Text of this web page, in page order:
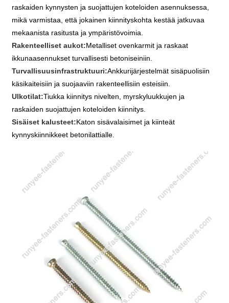
raskaiden kynnysten ja suojattujen koteloiden asennuksessa,
mikä varmistaa, että jokainen kiinnityskohta kestää jatkuvaa
mekaanista rasitusta ja ympäristövoimia.
Rakenteelliset aukot:Metalliset ovenkarmit ja raskaat
ikkunaasennukset turvallisesti betoniseiniin.
Turvallisuusinfrastruktuuri:Ankkurijärjestelmät sisäpuolisiin
käsikaiteisiin ja suojaaviin rakenteellisiin esteisiin.
Ulkotilat:Tiukka kiinnitys nivelten, myrskyluukkujen ja
raskaiden suojattujen koteloiden kiinnitys.
Sisäiset kalusteet:Katon sisävalaisimet ja kiinteät
kynnyskiinnikkeet betonilattialle.